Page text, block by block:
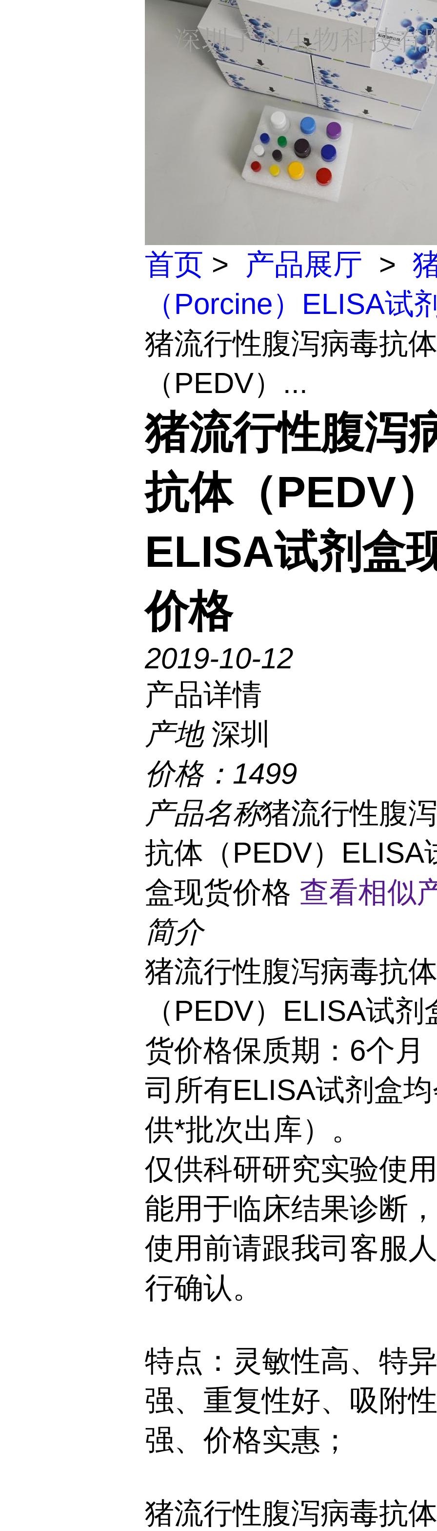
首页 > 产品展厅 >
（Porcine）ELISA试
猪流行性腹泻病毒抗体
（PEDV）...
猪流行性腹泻
抗体（PEDV
ELISA试剂盒
价格
2019-10-12
产品详情
产地 深圳
价格： 1499
产品名称猪流行性腹
抗体（PEDV）ELISA
盒现货价格 查看相似
简介
猪流行性腹泻病毒抗体
（PEDV）ELISA试剂
货价格保质期：6个月
司所有ELISA试剂盒
供*批次出库）。
仅供科研研究实验使
能用于临床结果诊断
使用前请跟我司客服
行确认。
特点：灵敏性高、特
强、重复性好、吸附
强、价格实惠；
猪流行性腹泻病毒抗体